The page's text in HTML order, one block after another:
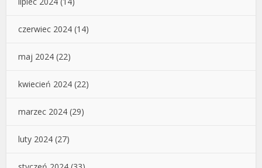
czerwiec 2024 (14)
maj 2024 (22)
kwiecień 2024 (22)
marzec 2024 (29)
luty 2024 (27)